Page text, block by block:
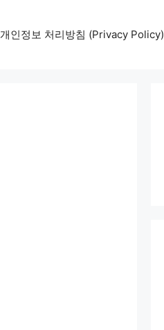
개인정보 처리방침 (Privacy Policy)